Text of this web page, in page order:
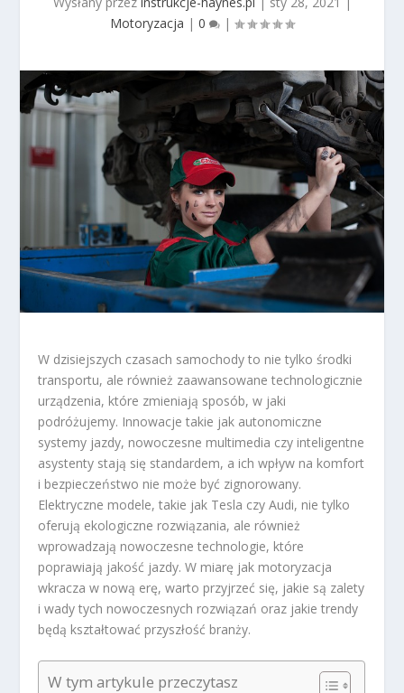
Motoryzacja | 0 |
W dzisiejszych czasach samochody to nie tylko środki
transportu, ale również zaawansowane technologicznie
urządzenia, które zmieniają sposób, w jaki
podróżujemy. Innowacje takie jak autonomiczne
systemy jazdy, nowoczesne multimedia czy inteligentne
asystenty stają się standardem, a ich wpływ na komfort
i bezpieczeństwo nie może być zignorowany.
Elektryczne modele, takie jak Tesla czy Audi, nie tylko
oferują ekologiczne rozwiązania, ale również
wprowadzają nowoczesne technologie, które
poprawiają jakość jazdy. W miarę jak motoryzacja
wkracza w nową erę, warto przyjrzeć się, jakie są zalety
i wady tych nowoczesnych rozwiązań oraz jakie trendy
będą kształtować przyszłość branży.
W tym artykule przeczytasz